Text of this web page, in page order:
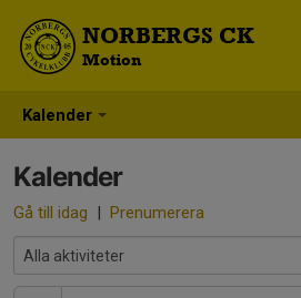
Kalender
NORBERGS CK
Motion
Kalender
Gå till idag | Prenumerera